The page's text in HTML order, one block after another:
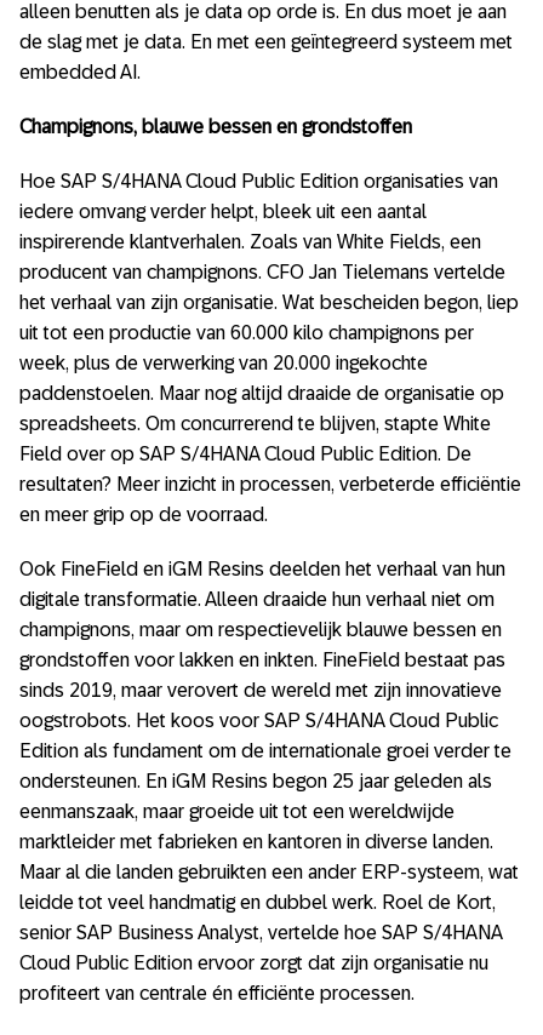
alleen benutten als je data op orde is. En dus moet je aan
de slag met je data. En met een geïntegreerd systeem met
embedded AI.
Champignons, blauwe bessen en grondstoffen
Hoe SAP S/4HANA Cloud Public Edition organisaties van
iedere omvang verder helpt, bleek uit een aantal
inspirerende klantverhalen. Zoals van White Fields, een
producent van champignons. CFO Jan Tielemans vertelde
het verhaal van zijn organisatie. Wat bescheiden begon, liep
uit tot een productie van 60.000 kilo champignons per
week, plus de verwerking van 20.000 ingekochte
paddenstoelen. Maar nog altijd draaide de organisatie op
spreadsheets. Om concurrerend te blijven, stapte White
Field over op SAP S/4HANA Cloud Public Edition. De
resultaten? Meer inzicht in processen, verbeterde efficiëntie
en meer grip op de voorraad.
Ook FineField en iGM Resins deelden het verhaal van hun
digitale transformatie. Alleen draaide hun verhaal niet om
champignons, maar om respectievelijk blauwe bessen en
grondstoffen voor lakken en inkten. FineField bestaat pas
sinds 2019, maar verovert de wereld met zijn innovatieve
oogstrobots. Het koos voor SAP S/4HANA Cloud Public
Edition als fundament om de internationale groei verder te
ondersteunen. En iGM Resins begon 25 jaar geleden als
eenmanszaak, maar groeide uit tot een wereldwijde
marktleider met fabrieken en kantoren in diverse landen.
Maar al die landen gebruikten een ander ERP-systeem, wat
leidde tot veel handmatig en dubbel werk. Roel de Kort,
senior SAP Business Analyst, vertelde hoe SAP S/4HANA
Cloud Public Edition ervoor zorgt dat zijn organisatie nu
profiteert van centrale én efficiënte processen.